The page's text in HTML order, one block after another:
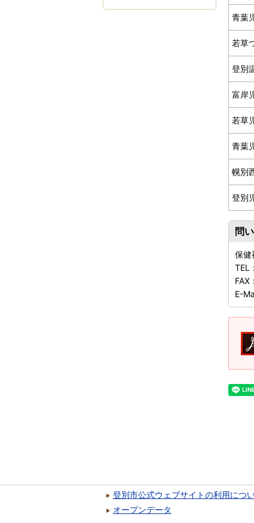
青葉
若草
登別
富岸
若草
青葉
幌別
登別
問
保
TEL：
FAX：
E-
登別市公式ウェブサイトの利用につ
オープンデータ